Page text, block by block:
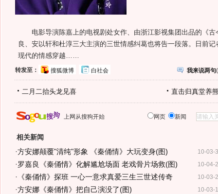
电影导演陈嘉上的电视剧处女作、由浙江影视集团出品的《古
良、安以轩和杜淳三大主演的三世情感纠葛也将告一段落。日前
现代的情感穿越……
转发至： 搜狐微博 白社会 我来说两句(
二月二抬头龙见喜 直击归真堂养
上网从搜狗开始 网页 新闻
相关新闻
10-03-
·方安娜颠覆"清纯"形象 《秦俑情》大玩变身(图)
10-04-
·罗嘉良《秦俑情》化解尴尬场面 老戏骨片场救(图)
10-03-
· 《秦俑情》探班 一心一意求真爱三生三世述传奇
10-03-
·方安娜《秦俑情》把自己演没了(图)